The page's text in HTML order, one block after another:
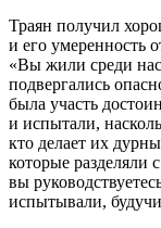
Траян получил
и его умеренность
«Вы жили среди
подвергались
была участь
и испытали,
кто делает их
которые разделяли
вы
испытывали,